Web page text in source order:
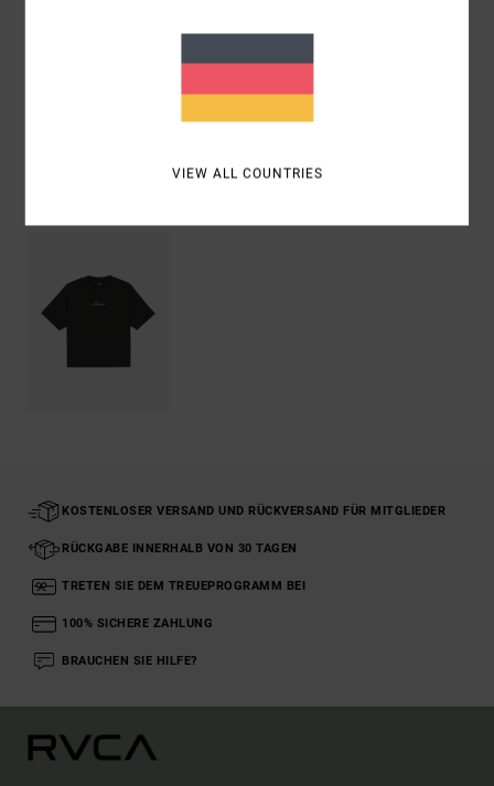
KOSTENLOSER VERSAND UND RÜCKVERSAND FÜR MITGLIEDER
RÜCKGABE INNERHALB VON 30 TAGEN
TRETEN SIE DEM TREUEPROGRAMM BEI
100% SICHERE ZAHLUNG
BRAUCHEN SIE HILFE?
VIEW ALL COUNTRIES